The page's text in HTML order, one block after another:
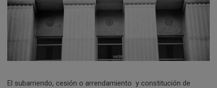
El subarriendo, cesión o arrendamiento y constitución de